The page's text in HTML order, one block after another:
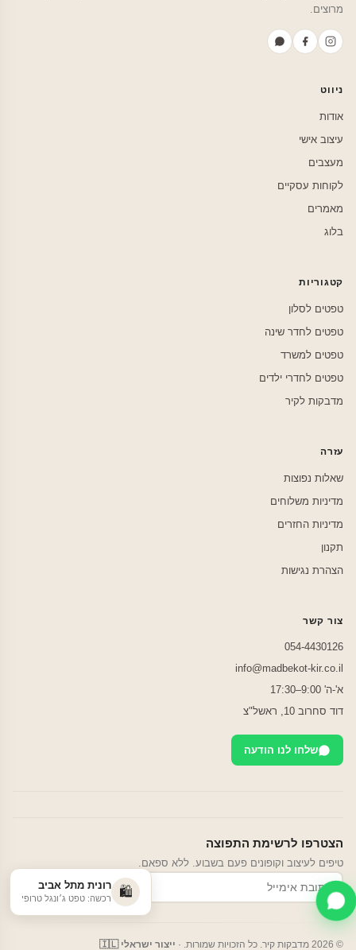
מרוצים.
ניווט
אודות
עיצוב אישי
מעצבים
לקוחות עסקיים
מאמרים
בלוג
קטגוריות
טפטים לסלון
טפטים לחדר שינה
טפטים למשרד
טפטים לחדרי ילדים
מדבקות לקיר
עזרה
שאלות נפוצות
מדיניות משלוחים
מדיניות החזרים
תקנון
הצהרת נגישות
צור קשר
054-4430126
info@madbekot-kir.co.il
א'-ה' 9:00–17:30
דוד סחרוב 10, ראשל"צ
שלחו לנו הודעה
הצטרפו לרשימת התפוצה
טיפים לעיצוב וקופונים פעם בשבוע. ללא ספאם.
הרשמה
© 2026 מדבקות קיר. כל הזכויות שמורות. · ייצור ישראלי 🇮🇱
🛍️ רונית מתל אביב
רכשה: טפט ג׳ונגל טרופי